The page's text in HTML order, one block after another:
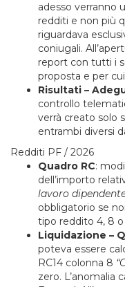
adesso verranno
redditi e non più
riguardava
coniugali.
report con tutti i
proposta e per
Risultati –
controllo
verrà creato solo
entrambi diversi
Redditi PF / 2026
Quadro RC:
dell’importo
lavoro
obbligatorio se
tipo reddito 4, 8 o
Liquidazione –
poteva essere
RC14 colonna 8
zero. L’anomalia